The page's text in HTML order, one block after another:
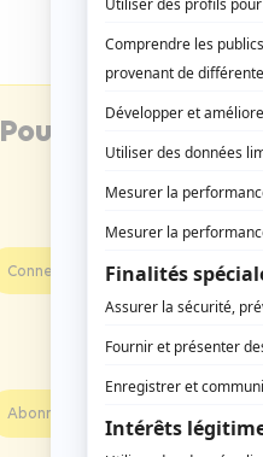
Pour consulter
Connectez-vous
Profitez d'un accès
Abonnez vous